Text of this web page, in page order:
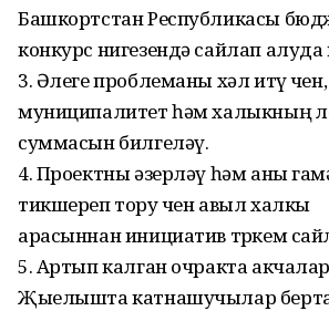
Башкортстан Республикасы
конкурс нигезендә сайлап
3. Әлеге проблеманы хәл итү өчен,
муниципалитет һәм халыкның
суммасын билгеләү.
4. Проектны әзерләү һәм аны
тикшереп тору өчен авыл халкы
арасыннан инициатив төркем
5. Артып калган очракта
Җыелышта катнашучылар